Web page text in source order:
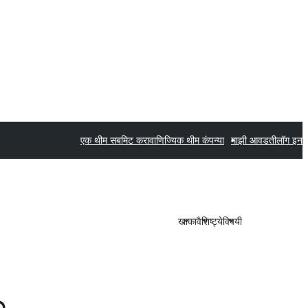
एक थीम सबमिट करावाणिज्यिक थीम कंपन्या माझी आवडतीलॉग इन
खाकावैशिष्ट्येविषयी